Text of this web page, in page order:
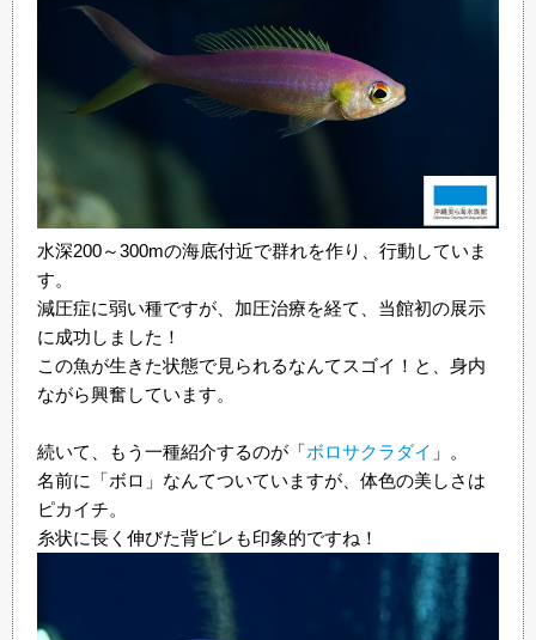
水深200～300mの海底付近で群れを作り、行動していま
す。
減圧症に弱い種ですが、加圧治療を経て、当館初の展示
に成功しました！
この魚が生きた状態で見られるなんてスゴイ！と、身内
ながら興奮しています。
続いて、もう一種紹介するのが「ボロサクラダイ 」。
名前に「ボロ」なんてついていますが、体色の美しさは
ピカイチ。
糸状に長く伸びた背ビレも印象的ですね！